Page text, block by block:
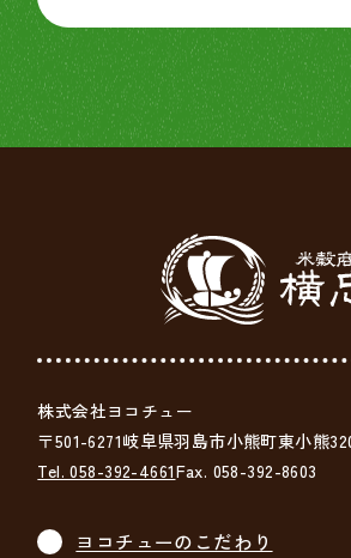
株式会社ヨコチュー
〒501-6271岐阜県羽島市小熊町東小熊
Tel. 058-392-4661Fax. 058-392-8603
ヨコチューのこだわり